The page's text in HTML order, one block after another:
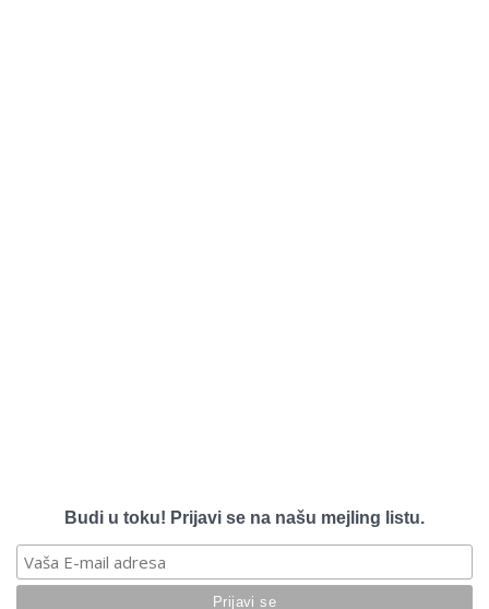
Budi u toku! Prijavi se na našu mejling listu.